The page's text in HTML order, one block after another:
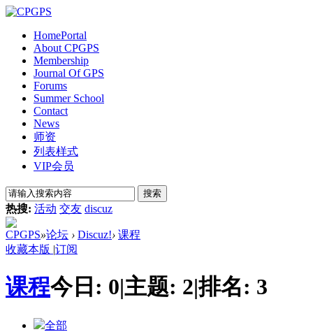
HomePortal
About CPGPS
Membership
Journal Of GPS
Forums
Summer School
Contact
News
师资
列表样式
VIP会员
搜索
热搜: 活动 交友 discuz
CPGPS»论坛 › Discuz!› 课程
收藏本版 |订阅
课程今日: 0|主题: 2|排名: 3
全部